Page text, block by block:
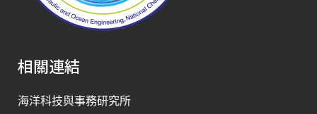
相關連結
海洋科技與事務研究所